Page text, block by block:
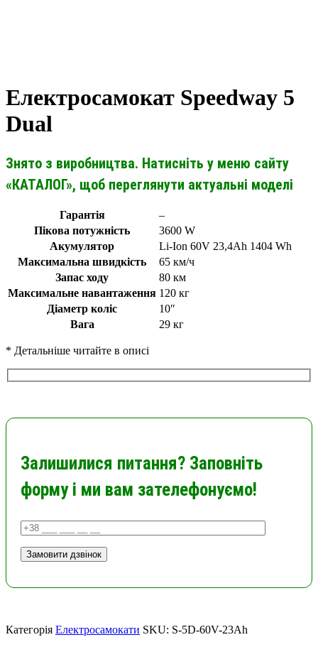
Електросамокат Speedway 5
Dual
Знято з виробництва. Натисніть у меню сайту
«КАТАЛОГ», щоб переглянути актуальні моделі
Гарантія
–
Пікова потужність
3600 W
Акумулятор
Li-Ion 60V 23,4Ah 1404 Wh
Максимальна швидкість
65 км/ч
Запас ходу
80 км
Максимальне навантаження 120 кг
Діаметр коліс
10″
Вага
29 кг
* Детальніше читайте в описі
Залишилися питання? Заповніть
форму і ми вам зателефонуємо!
Категорія Електросамокати SKU: S-5D-60V-23Ah